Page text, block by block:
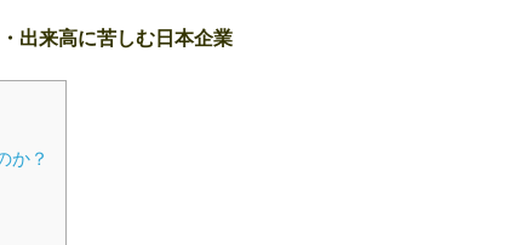
出来高に苦しむ日本企業
か？